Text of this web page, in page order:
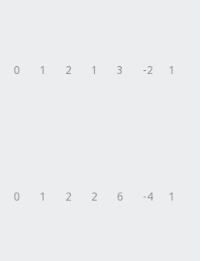
0 1 2 1 3 -2 1
0 1 2 2 6 -4 1